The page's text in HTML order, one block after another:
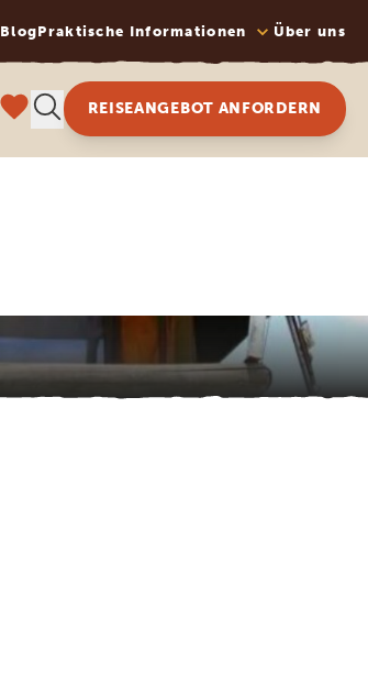
BlogPraktische Informationen Über uns
REISEANGEBOT ANFORDERN